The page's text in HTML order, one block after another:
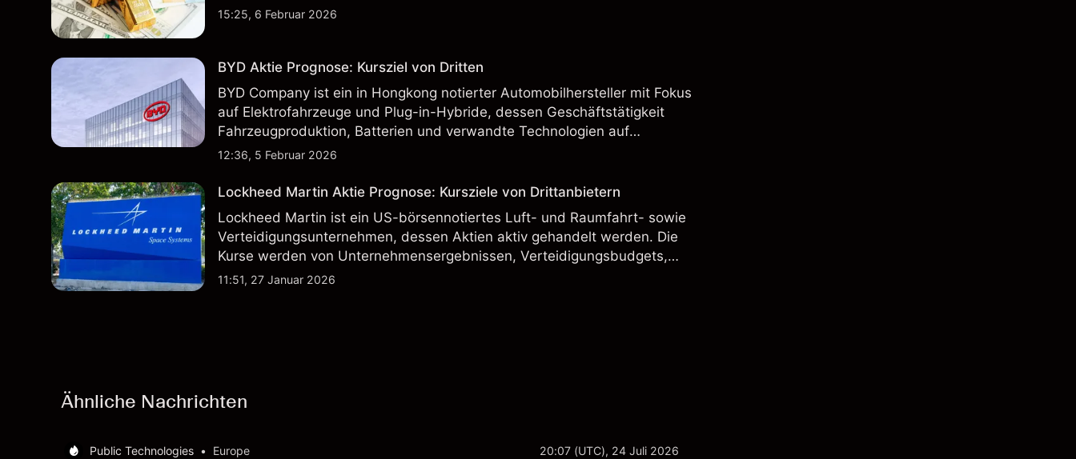
15:25, 6 Februar 2026
BYD Aktie Prognose: Kursziel von Dritten
BYD Company ist ein in Hongkong notierter Automobilhersteller mit Fokus
auf Elektrofahrzeuge und Plug-in-Hybride, dessen Geschäftstätigkeit
Fahrzeugproduktion, Batterien und verwandte Technologien auf
inländischen und internationalen Märkten umfasst.
12:36, 5 Februar 2026
Lockheed Martin Aktie Prognose: Kursziele von Drittanbietern
Lockheed Martin ist ein US-börsennotiertes Luft- und Raumfahrt- sowie
Verteidigungsunternehmen, dessen Aktien aktiv gehandelt werden. Die
Kurse werden von Unternehmensergebnissen, Verteidigungsbudgets,
Vertragsaktivitäten und den allgemeinen Aktienmärktbedingungen
11:51, 27 Januar 2026
Ähnliche Nachrichten
Public Technologies • Europe 20:07 (UTC), 24 Juli 2026